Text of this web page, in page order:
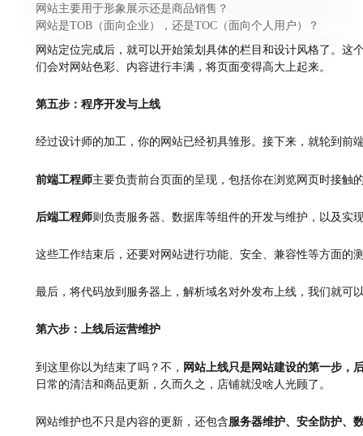
网站主要用于形象展示还是商品销售？
网站是TOB（面向企业），还是TOC（面向个人用户）？
网站定位完成后，就可以开始策划具体的栏目和设计风格了。
们会对网站色彩、内容进行丰满，将页面变得高大上起来。
第五步：程序开发与上线
经过设计师的加工，你的网站已经初具雏形。接下来，就轮到前
前端工程师主要负责前台页面的呈现，包括你在浏览网页时接
后端工程师则负责服务器、数据库等组件的开发与维护，以及实
这些工作结束后，还要对网站进行功能、安全、兼容性等方面的
最后，将代码放到服务器上，解析域名对外发布上线，我们就可
第六步：上线后运营维护
到这里你以为结束了吗？不， 网站上线只是网站建设的第一步，
日常的清洁和商品更新，久而久之，店铺就没啥人光顾了。
网站维护也不只是内容的更新，还包含服务器维护、安全防护、